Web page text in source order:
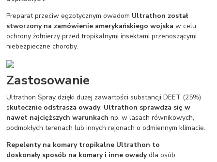
Preparat przeciw egzotycznym owadom Ultrathon został
stworzony na zamówienie amerykańskiego wojska w celu
ochrony żołnierzy przed tropikalnymi insektami przenoszącymi
niebezpieczne choroby.
Zastosowanie
Ultrathon Spray dzięki dużej zawartości substancji DEET (25%)
skutecznie odstrasza owady. Ultrathon sprawdza się w
nawet najcięższych warunkach np. w lasach równikowych,
podmokłych terenach lub innych rejonach o odmiennym klimacie.
Repelenty na komary tropikalne Ultrathon to
doskonały sposób na komary i inne owadydla osób